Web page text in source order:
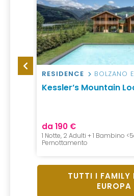
RESIDENCE BOLZANO
Kessler’s Mountain
da 190 €
1 Notte, 2 Adulti + 1 Bambino
Pernottamento
TUTTI I FAMILY
EUROPA